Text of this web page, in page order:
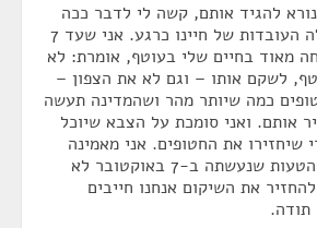
להגיד אותם, קשה לי לדבר ככה
אבל אלה עובדות, אלה העובדות של חיינו כרגע. אני שעד 7
מאוד בחיים שלי בעוטף, אומרת: לא
לשקם אותו – וגם לא את הצפון –
כמה שיותר מהר ושהמדינה תעשה
אותם. ואני סומכת על הצבא שיוכל
את החטופים. אני מאמינה
בצבא, אני מאמינה שהטעות שנעשתה ב-7 באוקטובר לא
את השיקום אנחנו חייבים
תודה.